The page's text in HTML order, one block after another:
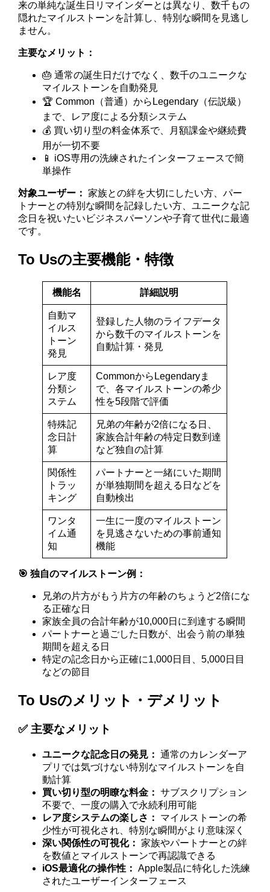
来の単純な誕生日リマインダーとは異なり、数千もの
隠れたマイルストーンを計算し、特別な瞬間を見逃し
ません。
主要なメリット：
🎂 通常の誕生日だけでなく、数千のユニークな
マイルストーンを自動発見
🏆 Common（普通）からLegendary（伝説級）
まで、レア度による分類システム
💰 買い切り型の料金体系で、月額課金や継続費
用が一切不要
📱 iOS専用の洗練されたインターフェースで簡
単操作
対象ユーザー： 家族との絆を大切にしたい方、パー
トナーとの特別な瞬間を記録したい方、ユニークな記
念日を祝いたいビジネスパーソンや子育て世代に最適
です。
To Usの主要機能・特徴
機能名 詳細説明
自動マ
イルス
トーン
発見
登録した人物のライフデータ
から数千のマイルストーンを
自動計算・発見
レア度
分類シ
ステム
CommonからLegendaryま
で、各マイルストーンの希少
性を5段階で評価
特殊記
念日計
算
兄弟の年齢が2倍になる日、
家族合計年齢の特定日数到達
など独自の計算
関係性
トラッ
キング
パートナーと一緒にいた期間
が単独期間を超える日などを
自動検出
ワンタ
イム通
知
一生に一度のマイルストーン
を見逃さないための事前通知
機能
🎯 独自のマイルストーン例：
兄弟の片方がもう片方の年齢のちょうど2倍にな
る正確な日
家族全員の合計年齢が10,000日に到達する瞬間
パートナーと過ごした日数が、出会う前の単独
期間を超える日
特定の記念日から正確に1,000日目、5,000日目
などの節目
To Usのメリット・デメリット
✅ 主要なメリット
ユニークな記念日の発見： 通常のカレンダーア
プリでは気づけない特別なマイルストーンを自
動計算
買い切り型の明瞭な料金： サブスクリプション
不要で、一度の購入で永続利用可能
レア度システムの楽しさ：
マイルストーンの希
少性が可視化され、特別な瞬間がより意味深く
深い関係性の可視化： 家族やパートナーとの絆
を数値とマイルストーンで再認識できる
iOS最適化の操作性： Apple製品に特化した洗練
されたユーザーインターフェース